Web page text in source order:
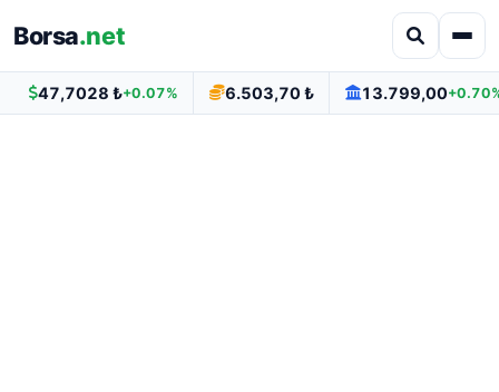
Borsa.net
47,7028 ₺+0.07% 6.503,70 ₺ 13.799,00